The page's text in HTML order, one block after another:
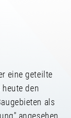
eine geteilte
den
als
angesehen